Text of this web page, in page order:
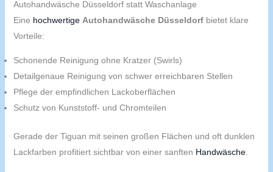
Autohandwäsche Düsseldorf statt Waschanlage
Eine hochwertige Autohandwäsche Düsseldorfbietet klare
Vorteile:
Schonende Reinigung ohne Kratzer (Swirls)
Detailgenaue Reinigung von schwer erreichbaren Stellen
Pflege der empfindlichen Lackoberflächen
Schutz von Kunststoff- und Chromteilen
Gerade der Tiguan mit seinen großen Flächen und oft dunklen
Lackfarben profitiert sichtbar von einer sanften Handwäsche.